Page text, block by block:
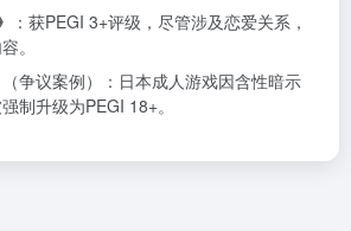
：获PEGI 3+评级，尽管涉及恋爱关系，
。
（争议案例）：日本成人游戏因含性暗示
制升级为PEGI 18+。